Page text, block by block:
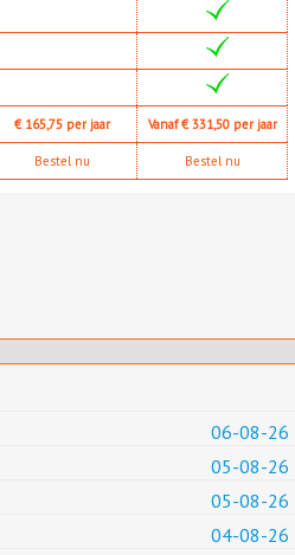
€ 165,75 per jaar Vanaf € 331,50 per jaar
Bestel nu Bestel nu
06-08-26
05-08-26
05-08-26
04-08-26